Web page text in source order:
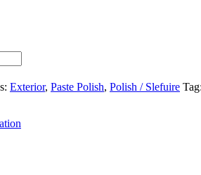
Exterior, Paste Polish, Polish / Slefuire